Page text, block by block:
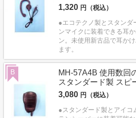
1,320 円（税込）
●エコテクノ製とスタンダ
ンマイクに装着できる耳
ン。未使用新古品で耳か
ます。
MH-57A4B 使用数回
スタンダード製 スピ
3,080 円（税込）
●スタンダード製とアイコ
B